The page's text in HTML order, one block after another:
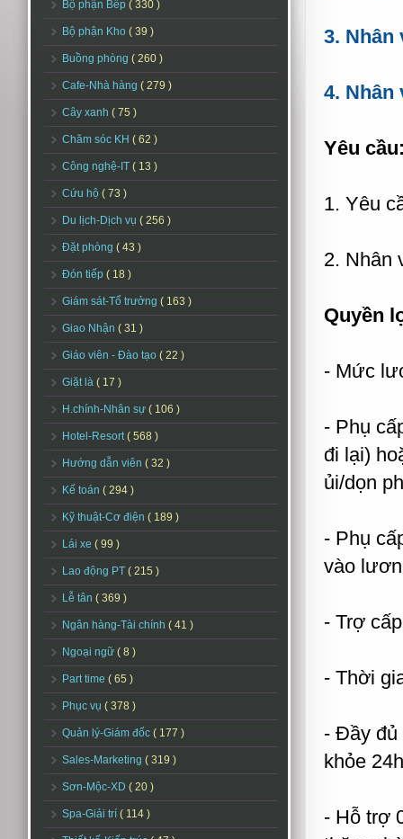
Bộ phận Bếp ( 330 )
Bộ phận Kho ( 39 )
Buồng phòng ( 260 )
Cafe-Nhà hàng ( 279 )
Cây xanh ( 75 )
Chăm sóc KH ( 62 )
Công nghệ-IT ( 13 )
Cứu hộ ( 73 )
Du lịch-Dịch vụ ( 256 )
Đặt phòng ( 43 )
Đón tiếp ( 18 )
Giám sát-Tổ trưởng ( 163 )
Giao Nhận ( 31 )
Giáo viên - Đào tạo ( 22 )
Giặt là ( 17 )
H.chính-Nhân sự ( 106 )
Hotel-Resort( 568 )
Hướng dẫn viên ( 32 )
Kế toán ( 294 )
Kỹ thuật-Cơ điện ( 189 )
Lái xe ( 99 )
Lao động PT ( 215 )
Lễ tân ( 369 )
Ngân hàng-Tài chính ( 41 )
Ngoại ngữ ( 8 )
Part time ( 65 )
Phục vụ ( 378 )
Quản lý-Giám đốc ( 177 )
Sales-Marketing ( 319 )
Sơn-Mộc-XD ( 20 )
Spa-Giải trí ( 114 )
3. Nhân
4. Nhân
Yêu
1. Yêu
2. Nhân
Quyền
- Mức
- Phụ
đi lại)
ủi/dọn
- Phụ
vào
- Trợ
- Thời
- Đầy đủ
khỏe
- Hỗ trợ